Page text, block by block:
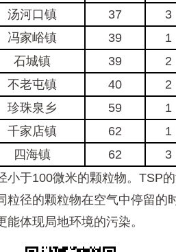
汤河口镇 37 3
冯家峪镇 39 1
石城镇 39 2
不老屯镇 40 2
珍珠泉乡 59 1
千家店镇 62 1
四海镇 62 3
100微米的颗粒物。TSP
径的颗粒物在空气中停留
体现局地环境的污染。